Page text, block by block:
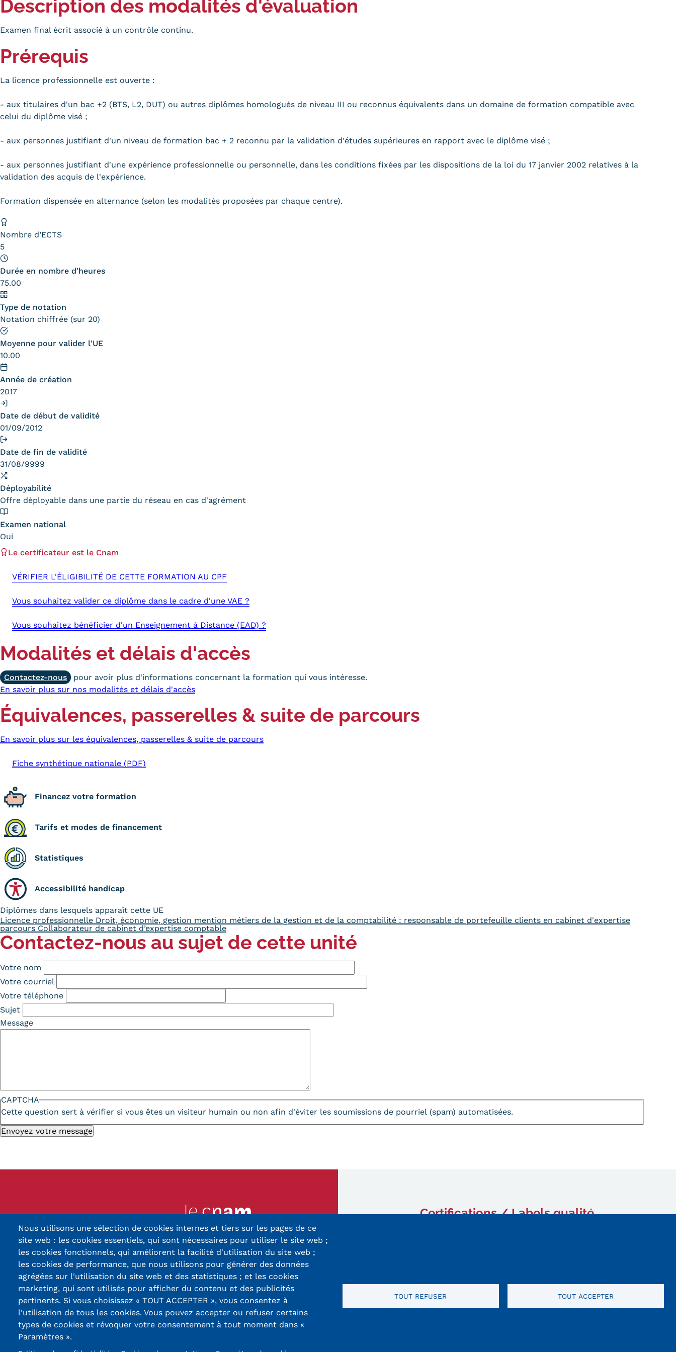
Description des modalités d'évaluation
Examen final écrit associé à un contrôle continu.
Prérequis
La licence professionnelle est ouverte :
- aux titulaires d'un bac +2 (BTS, L2, DUT) ou autres diplômes homologués de niveau III ou reconnus équivalents dans un domaine de formation compatible avec
celui du diplôme visé ;
- aux personnes justifiant d'un niveau de formation bac + 2 reconnu par la validation d'études supérieures en rapport avec le diplôme visé ;
- aux personnes justifiant d'une expérience professionnelle ou personnelle, dans les conditions fixées par les dispositions de la loi du 17 janvier 2002 relatives à la
validation des acquis de l'expérience.
Formation dispensée en alternance (selon les modalités proposées par chaque centre).
Nombre d’ECTS
5
Durée en nombre d'heures
75.00
Type de notation
Notation chiffrée (sur 20)
Moyenne pour valider l'UE
10.00
Année de création
2017
Date de début de validité
01/09/2012
Date de fin de validité
31/08/9999
Déployabilité
Offre déployable dans une partie du réseau en cas d'agrément
Examen national
Oui
Le certificateur est le Cnam
VÉRIFIER L'ÉLIGIBILITÉ DE CETTE FORMATION AU CPF
Vous souhaitez valider ce diplôme dans le cadre d'une VAE ?
Vous souhaitez bénéficier d'un Enseignement à Distance (EAD) ?
Modalités et délais d'accès
Contactez-nous
pour avoir plus d'informations concernant la formation qui vous intéresse.
En savoir plus sur nos modalités et délais d'accès
Équivalences, passerelles & suite de parcours
En savoir plus sur les équivalences, passerelles & suite de parcours
Fiche synthétique nationale (PDF)
Financez votre formation
Tarifs et modes de financement
Statistiques
Accessibilité handicap
Diplômes dans lesquels apparaît cette UE
Licence professionnelle Droit, économie, gestion mention métiers de la gestion et de la comptabilité : responsable de portefeuille clients en cabinet d'expertise
parcours Collaborateur de cabinet d’expertise comptable
Contactez-nous au sujet de cette unité
Votre nom
Votre courriel
Votre téléphone
Sujet
Message
CAPTCHA
Cette question sert à vérifier si vous êtes un visiteur humain ou non afin d'éviter les soumissions de pourriel (spam) automatisées.
13, Rue Ernest Thierry-Mieg
90010 BELFORT Cedex
03 84 58 33 10
Réseaux
sociaux
Certifications / Labels qualité
Nous utilisons une sélection de cookies internes et tiers sur les pages de ce
site web : les cookies essentiels, qui sont nécessaires pour utiliser le site web ;
les cookies fonctionnels, qui améliorent la facilité d'utilisation du site web ;
les cookies de performance, que nous utilisons pour générer des données
agrégées sur l'utilisation du site web et des statistiques ; et les cookies
marketing, qui sont utilisés pour afficher du contenu et des publicités
pertinents. Si vous choisissez « TOUT ACCEPTER », vous consentez à
l'utilisation de tous les cookies. Vous pouvez accepter ou refuser certains
types de cookies et révoquer votre consentement à tout moment dans «
Paramètres ».
TOUT REFUSER TOUT ACCEPTER